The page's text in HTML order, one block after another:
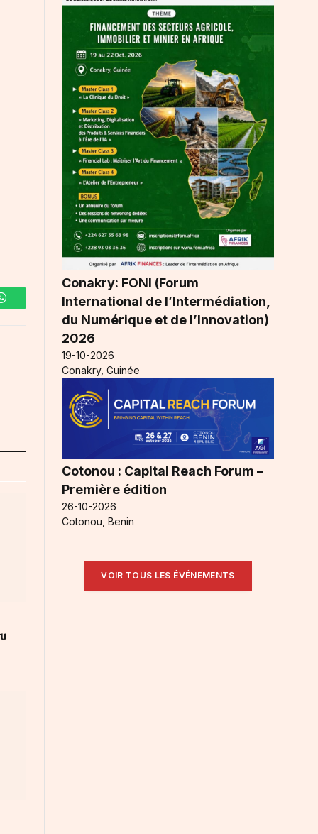
WhatsApp
Conakry: FONI (Forum
International de l’Intermédiation,
du Numérique et de l’Innovation)
2026
19-10-2026
Conakry, Guinée
Cotonou : Capital Reach Forum –
Première édition
26-10-2026
Cotonou, Benin
VOIR TOUS LES ÉVÉNEMENTS